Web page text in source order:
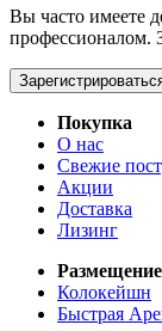
Вы часто имеете
профессионалом.
Покупка
О нас
Свежие
Акции
Доставка
Лизинг
Размещение
Колокейшн
Быстрая